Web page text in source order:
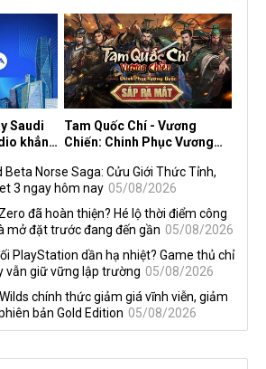
thu
trên mọi nền tảng
Saudi
khẳng
Tam Quốc Chí - Vương
Chiến: Chinh Phục Vương
sáu thị trường Đông Nam Á
Norse Saga: Cửu Giới Thức Tỉnh,
3 ngay hôm nay 05/08/2026
đã hoàn thiện? Hé lộ thời điểm công
mở đặt trước đang đến gần 05/08/2026
PlayStation dần hạ nhiệt? Game thủ chỉ
vẫn giữ vững lập trường 05/08/2026
chính thức giảm giá vĩnh viễn, giảm
bản Gold Edition 05/08/2026